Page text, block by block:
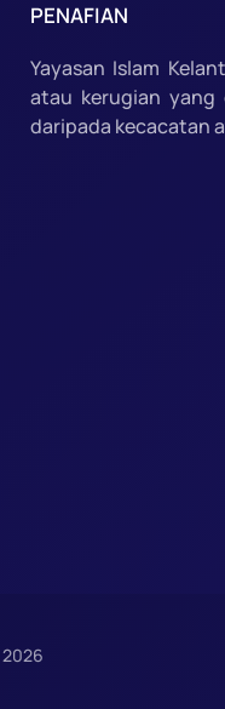
PENAFIAN
Yayasan Islam
atau kerugian yang
daripada kecacatan
2026